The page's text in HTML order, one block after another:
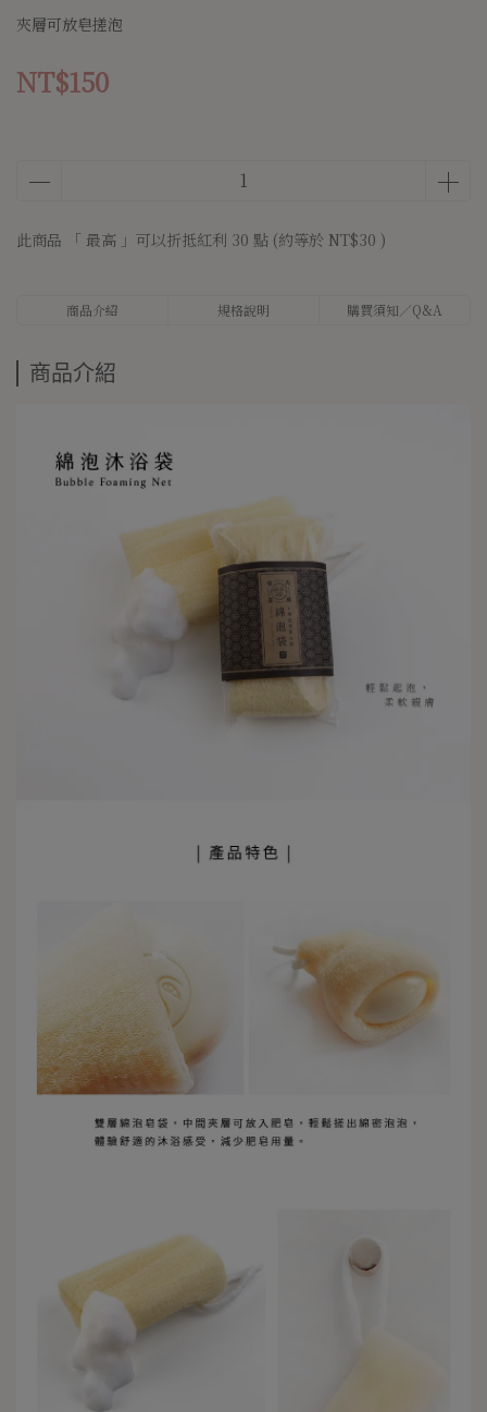
夾層可放皂搓泡
NT$150
此商品 「 最高 」可以折抵紅利 30 點 (約等於 NT$30 )
商品介紹 規格說明 購買須知／Q&A
商品介紹